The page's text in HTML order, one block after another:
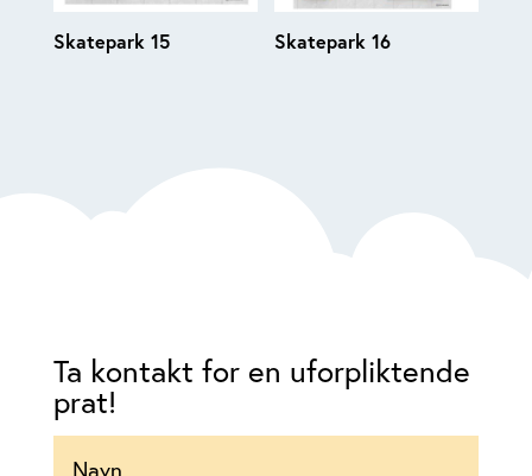
Skatepark 15 Skatepark 16
Ta kontakt for en uforpliktende
prat!